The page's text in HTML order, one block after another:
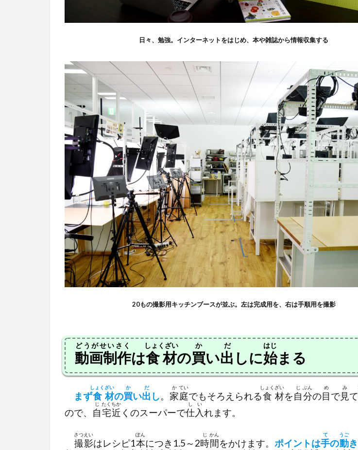
日々、勉強。インターネットをはじめ、本や雑誌から情報収集する
20もの撮影用キッチンブースが並ぶ。左は完成用を、右は手順用を撮影
動画制作
どうがせいさく
は食材
しょくざい
の買
か
い出
だ
しに始
はじ
まる
まず食
しょく
材
ざい
の買
か
い出
だ
し 家
か
庭
てい
でもそろえられる食
しょく
材
ざい
を自
じ
分
ぶん
の目
め
で見
み
て
ので、 自
じ
宅
たく
近
ちか
くのスーパーで仕
し
入
い
れます。
撮
さつ
影
えい
はレシピ1本
ぽん
につき1.5～2時
じ
間
かん
をかけます。 ポイントは手
て
の動
うご
き